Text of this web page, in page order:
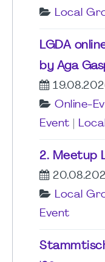
Local
LGDA
by Aga
Online-
Event
2. Meetup
Local
Event